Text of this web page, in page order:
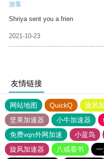
游客
Shriya sent you a frien
2021-10-23
友情链接
网站地图 QuickQ 旋风
坚果加速器
小牛加速器
免费vqn外网加速
小蓝鸟
旋风加速器
八戒看书